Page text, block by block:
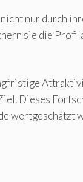
nur durch
sie die
Dieses
wertgeschätzt